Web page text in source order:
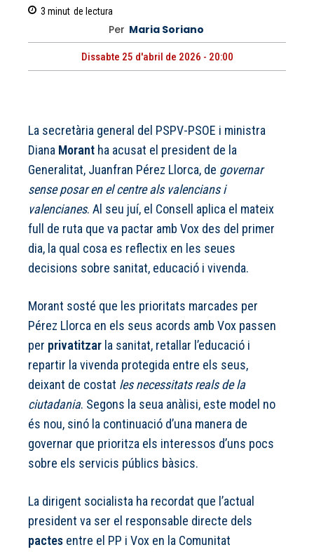
3 minut de lectura
Per Maria Soriano
Dissabte 25 d'abril de 2026 - 20:00
La secretària general del PSPV-PSOE i ministra
Diana Morant ha acusat el president de la
Generalitat, Juanfran Pérez Llorca, de governar
sense posar en el centre als valencians i
valencianes. Al seu juí, el Consell aplica el mateix
full de ruta que va pactar amb Vox des del primer
dia, la qual cosa es reflectix en les seues
decisions sobre sanitat, educació i vivenda.
Morant sosté que les prioritats marcades per
Pérez Llorca en els seus acords amb Vox passen
per privatitzar la sanitat, retallar l’educació i
repartir la vivenda protegida entre els seus,
deixant de costat les necessitats reals de la
ciutadania. Segons la seua anàlisi, este model no
és nou, sinó la continuació d’una manera de
governar que prioritza els interessos d’uns pocs
sobre els servicis públics bàsics.
La dirigent socialista ha recordat que l’actual
president va ser el responsable directe dels
pactes entre el PP i Vox en la Comunitat